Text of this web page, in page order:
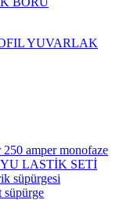
YUVARLAK
amper monofaze
LASTİK SETİ
süpürgesi
süpürge